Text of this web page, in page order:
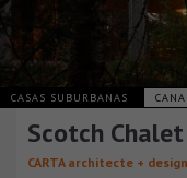
CASAS SUBURBANAS
Scotch Chalet
CARTA architecte +